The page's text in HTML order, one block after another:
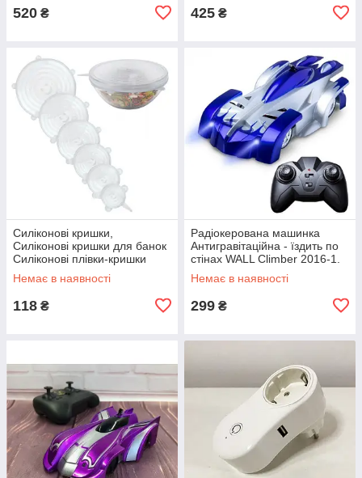
520 ₴ 425 ₴
Силіконові кришки,
Силіконові кришки для банок
Силіконові плівки-кришки
silicon VA-61
Немає в наявності
118 ₴
Радіокерована машинка
Антигравітаційна - їздить по
стінах WALL Climber 2016-1.
Колір синій TS-72
Немає в наявності
299 ₴